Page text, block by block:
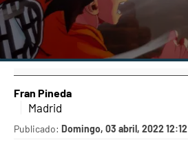
Fran Pineda
Madrid
Publicado: Domingo, 03 abril, 2022 12:12